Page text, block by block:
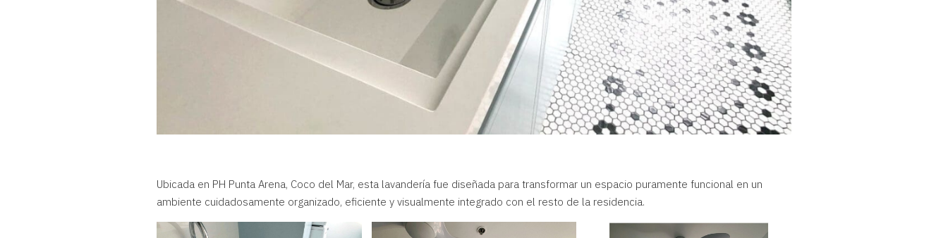
Ubicada en PH Punta Arena, Coco del Mar, esta lavandería fue diseñada para transformar un espacio puramente funcional en un
ambiente cuidadosamente organizado, eficiente y visualmente integrado con el resto de la residencia.